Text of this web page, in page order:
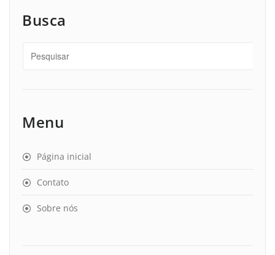
Busca
Menu
Página inicial
Contato
Sobre nós